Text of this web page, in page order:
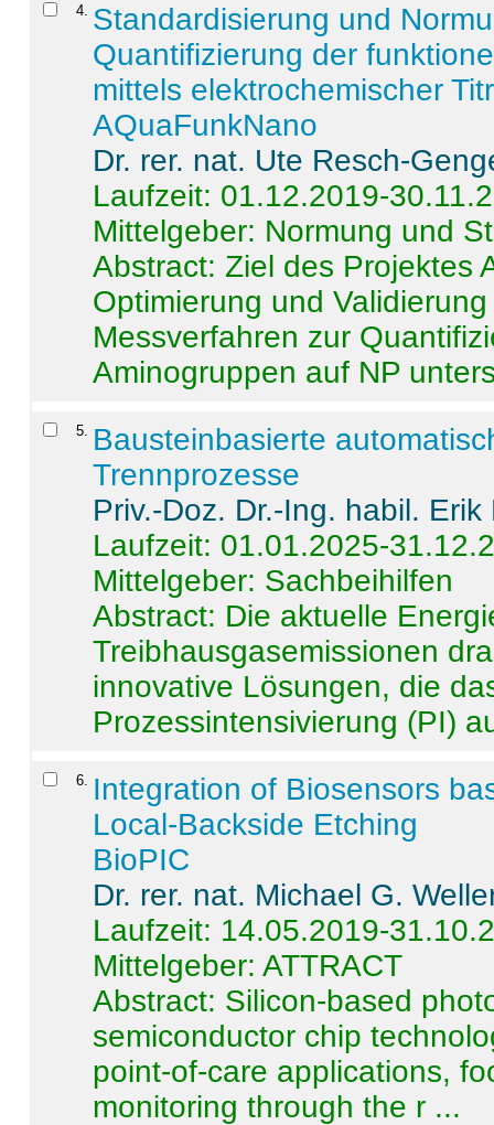
4 Standardisierung und
Quantifizierung der
mittels elektrochemischer
AQuaFunkNano
Dr. rer. nat. Ute Resch-
Laufzeit: 01.12.2019-
Mittelgeber: Normung und
Abstract:Ziel des Projektes
Optimierung und
Messverfahren zur
Aminogruppen auf NP
5
Bausteinbasierte
Trennprozesse
Priv.-Doz. Dr.-Ing. habil. Erik
Laufzeit: 01.01.2025-
Mittelgeber: Sachbeihilfen
Abstract: Die aktuelle
Treibhausgasemissionen
innovative Lösungen, die
Prozessintensivierung (PI)
6
Integration of Biosensors
Local-Backside Etching
BioPIC
Dr. rer. nat. Michael G.
Laufzeit: 14.05.2019-
Mittelgeber: ATTRACT
Abstract: Silicon-based
semiconductor chip
point-of-care applications,
monitoring through the r ...